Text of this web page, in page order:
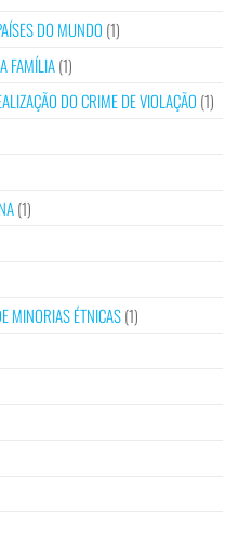
DO MUNDO (1)
FAMÍLIA(1)
DO CRIME DE VIOLAÇÃO (1)
(1)
MINORIAS ÉTNICAS(1)